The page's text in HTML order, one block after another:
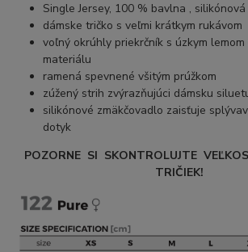
Single Jersey, 100 % bavlna ,
dámske tričko s veľmi krátkym rukávom
voľný okrúhly priekrčník s úzkym
materiálu
ramená spevnené všitým prúžkom
zúžený strih zvýrazňujúci dámsku
silikónové zmäkčovadlo zaisťuje
dotyk
POZORNE SI SKONTROLUJTE
TRIČIEK!